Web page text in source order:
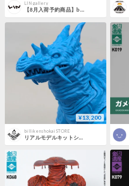
LIN gallery
【8月入荷予約商品】beco+81 しりみみうさぎ ソフビ / しりみみ
¥13,200
billikenshokai STORE